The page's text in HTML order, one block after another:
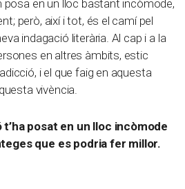
posa en un lloc bastant incòmode,
però, així i tot, és el camí pel
indagació literària. Al cap i a la
en altres àmbits, estic
i el que faig en aquesta
vivència.
t’ha posat en un lloc incòmode
que es podria fer millor.